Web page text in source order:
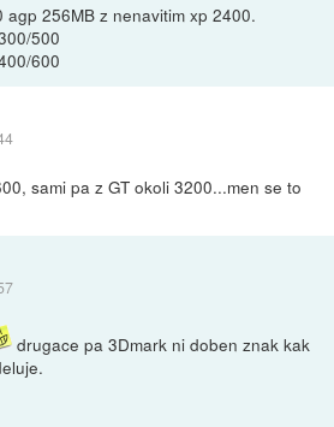
agp 256MB z nenavitim xp 2400.
500
600
sami pa z GT okoli 3200...men se to
drugace pa 3Dmark ni doben znak kak